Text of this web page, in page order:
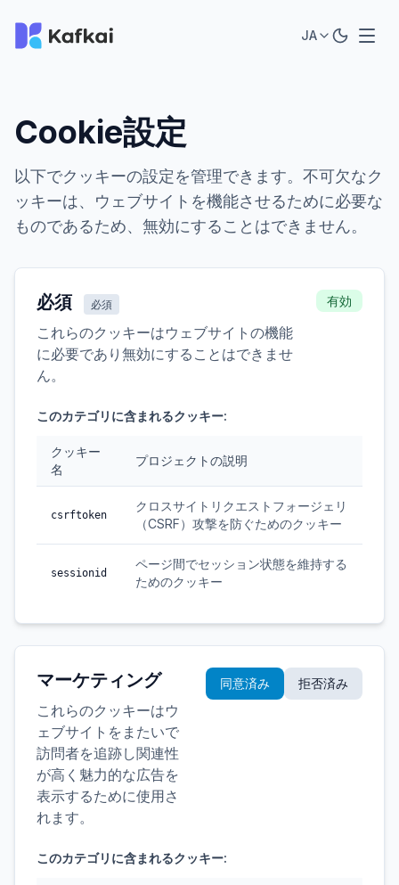
JA
Cookie設定
以下でクッキーの設定を管理できます。不可欠なク
ッキーは、ウェブサイトを機能させるために必要な
ものであるため、無効にすることはできません。
必須 必須
これらのクッキーはウェブサイトの機能
に必要であり無効にすることはできませ
ん。
有効
このカテゴリに含まれるクッキー:
クッキー
名
プロジェクトの説明
csrftoken
クロスサイトリクエストフォージェリ
（CSRF）攻撃を防ぐためのクッキー
sessionid
ページ間でセッション状態を維持する
ためのクッキー
マーケティング
これらのクッキーはウ
ェブサイトをまたいで
訪問者を追跡し関連性
が高く魅力的な広告を
表示するために使用さ
れます。
同意済み 拒否済み
このカテゴリに含まれるクッキー: